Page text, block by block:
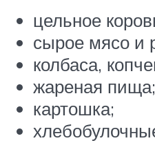
цельное
сырое мясо и
колбаса,
жареная пища;
картошка;